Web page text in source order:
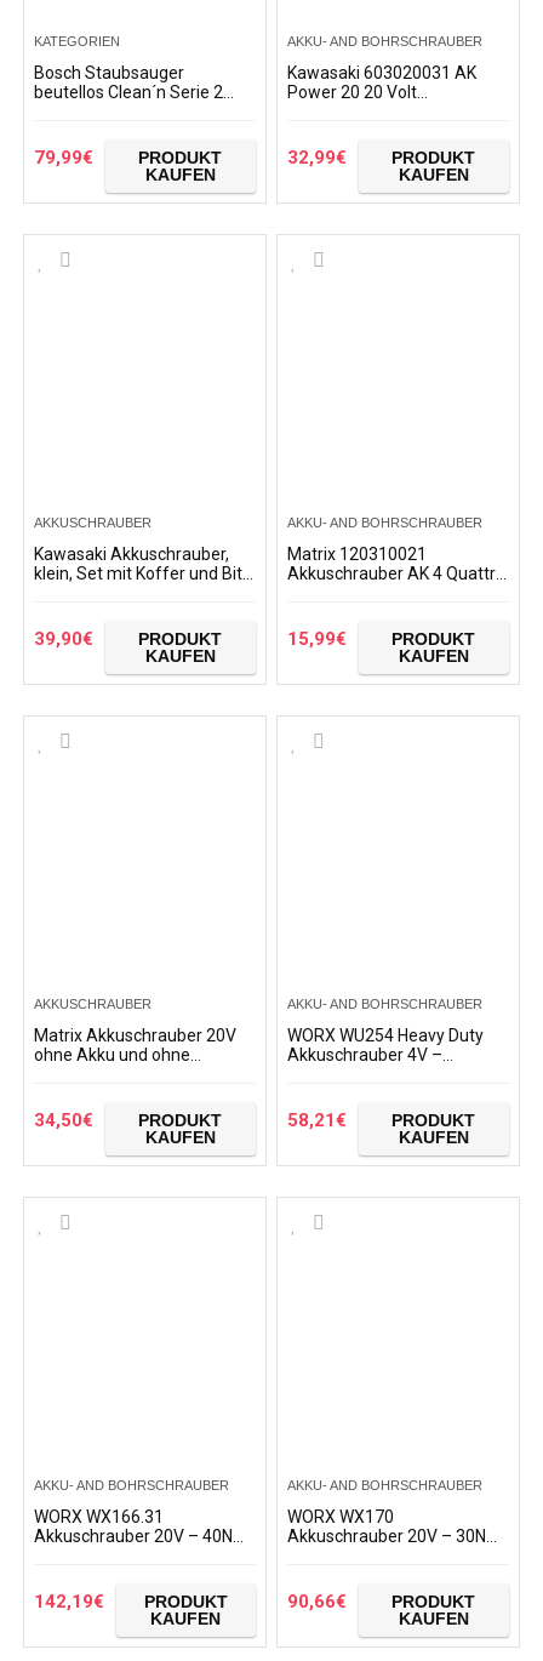
KATEGORIEN
Bosch Staubsauger
beutellos Clean´n Serie 2
Bodendüse für Parkett,
Teppich, Fliesen…
79,99€
PRODUKT
KAUFEN
AKKU- AND BOHRSCHRAUBER
Kawasaki 603020031 AK
Power 20 20 Volt
Drehmoment, LED
Arbeitslicht, Schnellstop…
32,99€
PRODUKT
KAUFEN
AKKUSCHRAUBER
Kawasaki Akkuschrauber,
klein, Set mit Koffer und Bits,
Softgriff…
39,90€
PRODUKT
KAUFEN
AKKU- AND BOHRSCHRAUBER
Matrix 120310021
Akkuschrauber AK 4 Quattro
Rot
15,99€
PRODUKT
KAUFEN
AKKUSCHRAUBER
Matrix Akkuschrauber 20V
ohne Akku und ohne
34,50€
PRODUKT
KAUFEN
AKKU- AND BOHRSCHRAUBER
WORX WU254 Heavy Duty
Akkuschrauber 4V –
kompaktes Design –
schnelles…
58,21€
PRODUKT
KAUFEN
AKKU- AND BOHRSCHRAUBER
WORX WX166.31
Akkuschrauber 20V – 40Nm,
Set zum Bohren und
Schrauben…
142,19€
PRODUKT
KAUFEN
AKKU- AND BOHRSCHRAUBER
WORX WX170
Akkuschrauber 20V – 30Nm,
zum Bohren & Schrauben –
mit 2…
90,66€
PRODUKT
KAUFEN